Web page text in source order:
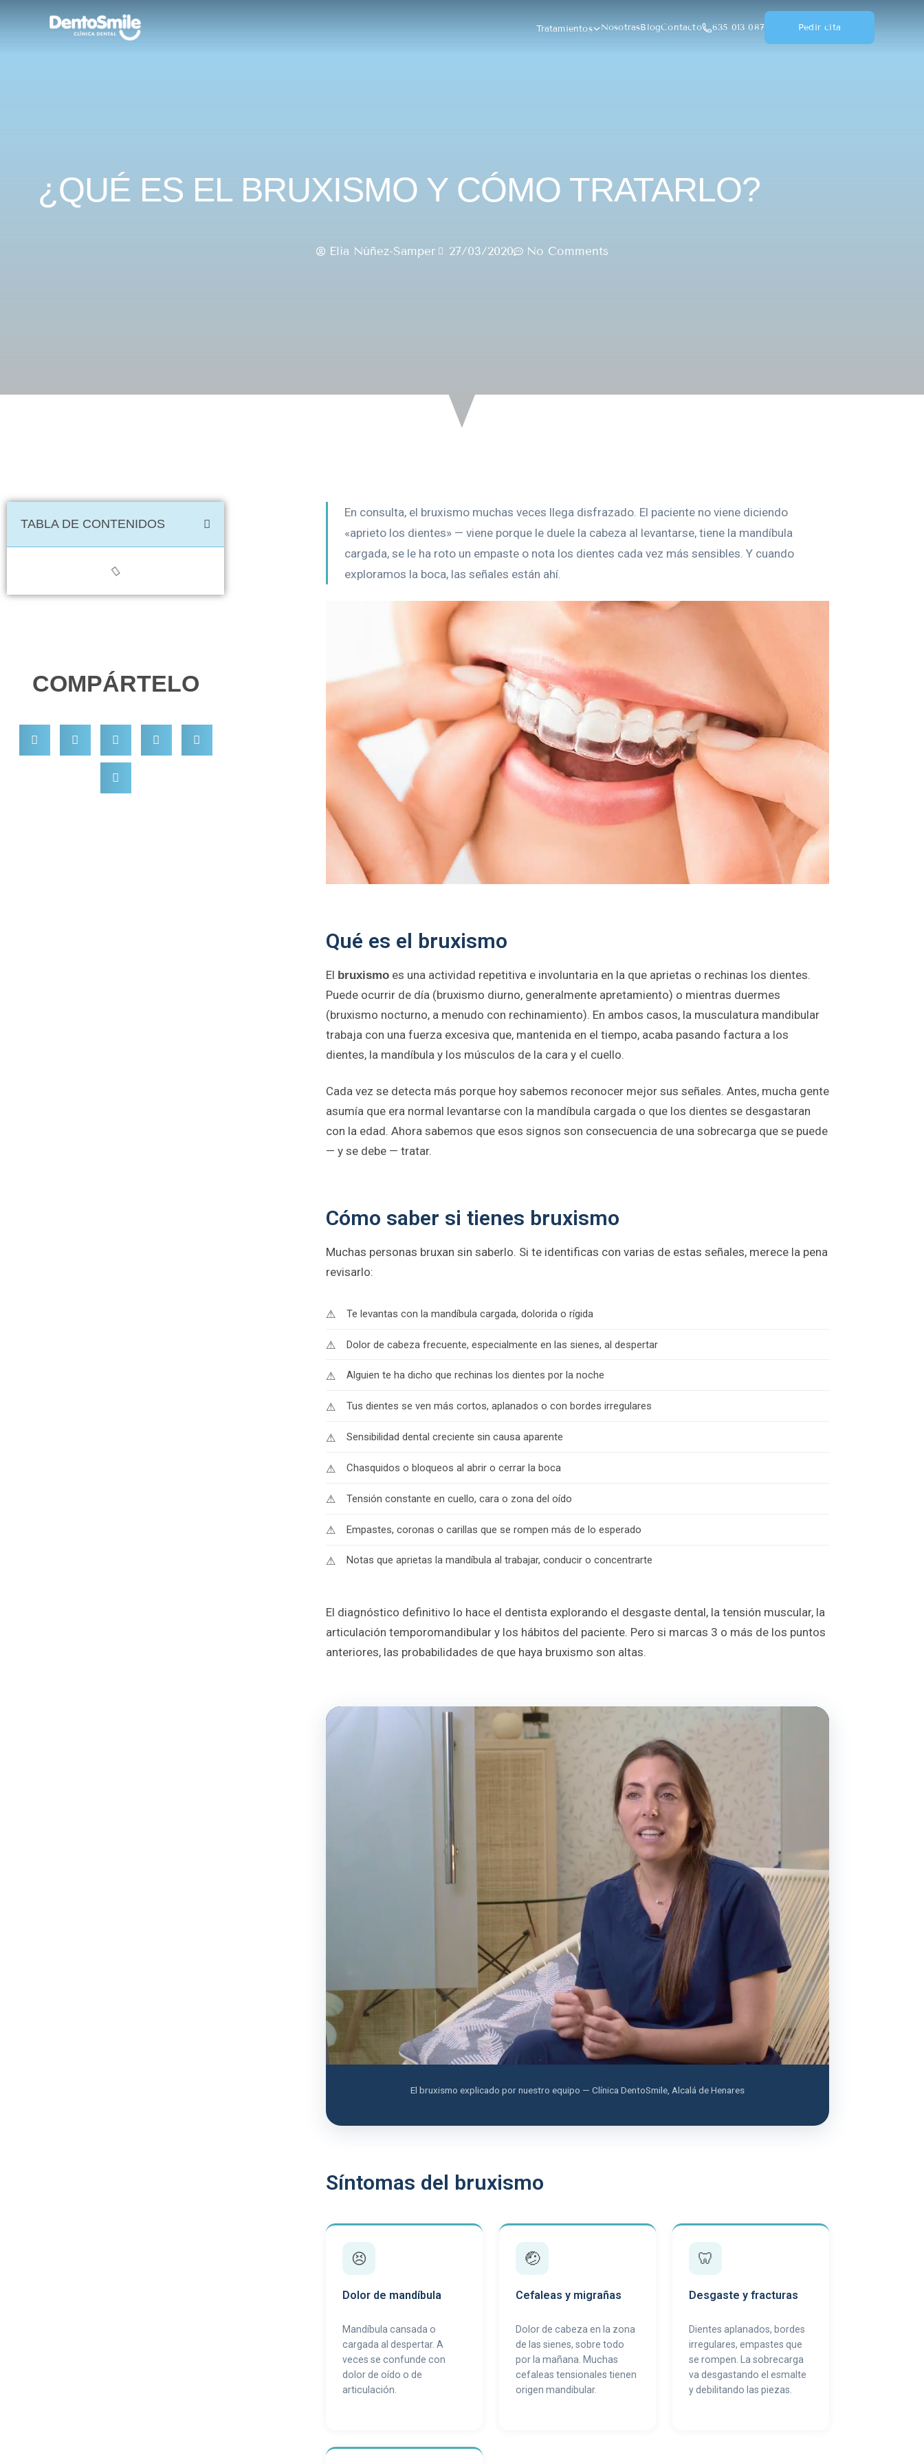
Tratamientos NosotrasBlogContacto 635 013 087 Pedir cita
¿QUÉ ES EL BRUXISMO Y CÓMO TRATARLO?
Elia Núñez-Samper 27/03/2020 No Comments
TABLA DE CONTENIDOS
COMPÁRTELO
En consulta, el bruxismo muchas veces llega disfrazado. El paciente no viene diciendo
«aprieto los dientes» — viene porque le duele la cabeza al levantarse, tiene la mandíbula
cargada, se le ha roto un empaste o nota los dientes cada vez más sensibles. Y cuando
exploramos la boca, las señales están ahí.
Qué es el bruxismo
El bruxismo es una actividad repetitiva e involuntaria en la que aprietas o rechinas los dientes.
Puede ocurrir de día (bruxismo diurno, generalmente apretamiento) o mientras duermes
(bruxismo nocturno, a menudo con rechinamiento). En ambos casos, la musculatura mandibular
trabaja con una fuerza excesiva que, mantenida en el tiempo, acaba pasando factura a los
dientes, la mandíbula y los músculos de la cara y el cuello.
Cada vez se detecta más porque hoy sabemos reconocer mejor sus señales. Antes, mucha gente
asumía que era normal levantarse con la mandíbula cargada o que los dientes se desgastaran
con la edad. Ahora sabemos que esos signos son consecuencia de una sobrecarga que se puede
— y se debe — tratar.
Cómo saber si tienes bruxismo
Muchas personas bruxan sin saberlo. Si te identificas con varias de estas señales, merece la pena
revisarlo:
Te levantas con la mandíbula cargada, dolorida o rígida
Dolor de cabeza frecuente, especialmente en las sienes, al despertar
Alguien te ha dicho que rechinas los dientes por la noche
Tus dientes se ven más cortos, aplanados o con bordes irregulares
Sensibilidad dental creciente sin causa aparente
Chasquidos o bloqueos al abrir o cerrar la boca
Tensión constante en cuello, cara o zona del oído
Empastes, coronas o carillas que se rompen más de lo esperado
Notas que aprietas la mandíbula al trabajar, conducir o concentrarte
El diagnóstico definitivo lo hace el dentista explorando el desgaste dental, la tensión muscular, la
articulación temporomandibular y los hábitos del paciente. Pero si marcas 3 o más de los puntos
anteriores, las probabilidades de que haya bruxismo son altas.
El bruxismo explicado por nuestro equipo — Clínica DentoSmile, Alcalá de Henares
Síntomas del bruxismo
😣
Dolor de mandíbula
Mandíbula cansada o
cargada al despertar. A
veces se confunde con
dolor de oído o de
articulación.
🤕
Cefaleas y migrañas
Dolor de cabeza en la zona
de las sienes, sobre todo
por la mañana. Muchas
cefaleas tensionales tienen
origen mandibular.
🦷
Desgaste y fracturas
Dientes aplanados, bordes
irregulares, empastes que
se rompen. La sobrecarga
va desgastando el esmalte
y debilitando las piezas.